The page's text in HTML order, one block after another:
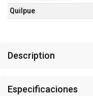
Quilpue
Description
Especificaciones